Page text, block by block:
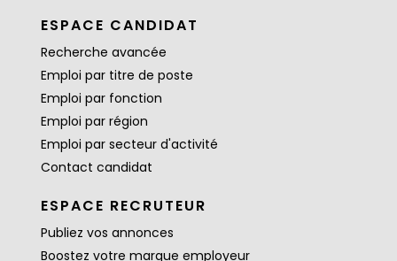
ESPACE CANDIDAT
Recherche avancée
Emploi par titre de poste
Emploi par fonction
Emploi par région
Emploi par secteur d'activité
Contact candidat
ESPACE RECRUTEUR
Publiez vos annonces
Boostez votre marque employeur